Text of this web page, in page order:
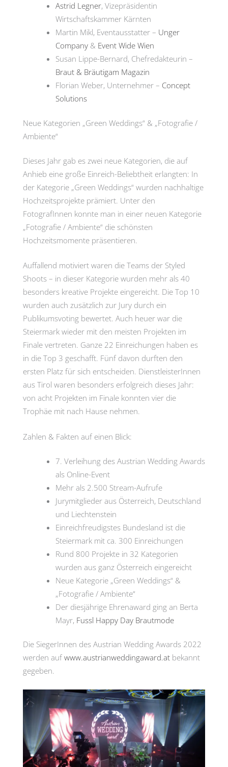
Astrid Legner, Vizepräsidentin
Wirtschaftskammer Kärnten
Martin Mikl, Eventausstatter – Unger
Company& Event Wide Wien
Susan Lippe-Bernard, Chefredakteurin –
Braut & Bräutigam Magazin
Florian Weber, Unternehmer – Concept
Solutions
Neue Kategorien „Green Weddings“ & „Fotografie /
Ambiente“
Dieses Jahr gab es zwei neue Kategorien, die auf
Anhieb eine große Einreich-Beliebtheit erlangten: In
der Kategorie „Green Weddings“ wurden nachhaltige
Hochzeitsprojekte prämiert. Unter den
FotografInnen konnte man in einer neuen Kategorie
„Fotografie / Ambiente“ die schönsten
Hochzeitsmomente präsentieren.
Auffallend motiviert waren die Teams der Styled
Shoots – in dieser Kategorie wurden mehr als 40
besonders kreative Projekte eingereicht. Die Top 10
wurden auch zusätzlich zur Jury durch ein
Publikumsvoting bewertet. Auch heuer war die
Steiermark wieder mit den meisten Projekten im
Finale vertreten. Ganze 22 Einreichungen haben es
in die Top 3 geschafft. Fünf davon durften den
ersten Platz für sich entscheiden. DienstleisterInnen
aus Tirol waren besonders erfolgreich dieses Jahr:
von acht Projekten im Finale konnten vier die
Trophäe mit nach Hause nehmen.
Zahlen & Fakten auf einen Blick:
7. Verleihung des Austrian Wedding Awards
als Online-Event
Mehr als 2.500 Stream-Aufrufe
Jurymitglieder aus Österreich, Deutschland
und Liechtenstein
Einreichfreudigstes Bundesland ist die
Steiermark mit ca. 300 Einreichungen
Rund 800 Projekte in 32 Kategorien
wurden aus ganz Österreich eingereicht
Neue Kategorie „Green Weddings“ &
„Fotografie / Ambiente“
Der diesjährige Ehrenaward ging an Berta
Mayr, Fussl Happy Day Brautmode
Die SiegerInnen des Austrian Wedding Awards 2022
werden auf www.austrianweddingaward.atbekannt
gegeben.